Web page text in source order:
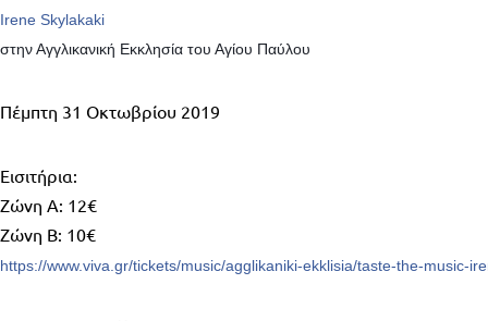
Irene Skylakaki
στην Αγγλικανική Εκκλησία του Αγίου Παύλου
Πέμπτη 31 Οκτωβρίου 2019
Εισιτήρια:
Ζώνη Α: 12€
Ζώνη Β: 10€
https://www.viva.gr/tickets/music/agglikaniki-ekklisia/taste-the-music-